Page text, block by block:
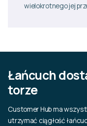
wielokrotnego jej
Łańcuch
torze
Customer Hub ma
utrzymać ciągłość